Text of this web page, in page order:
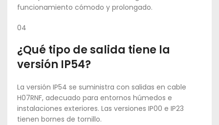
funcionamiento cómodo y prolongado.
04
¿Qué tipo de salida tiene la
versión IP54?
La versión IP54 se suministra con salidas en cable
H07RNF, adecuado para entornos húmedos e
instalaciones exteriores. Las versiones IP00 e IP23
tienen bornes de tornillo.